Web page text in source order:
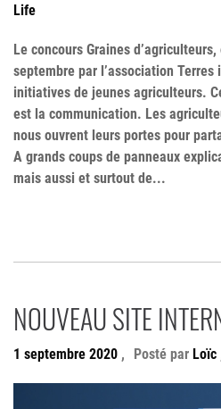
Life
Le concours Graines
septembre par l’association
initiatives de jeunes agriculteurs.
est la communication. Les
nous ouvrent leurs portes pour
A grands coups de panneaux
mais aussi et surtout de...
NOUVEAU SITE
1 septembre 2020 , Posté par Loïc